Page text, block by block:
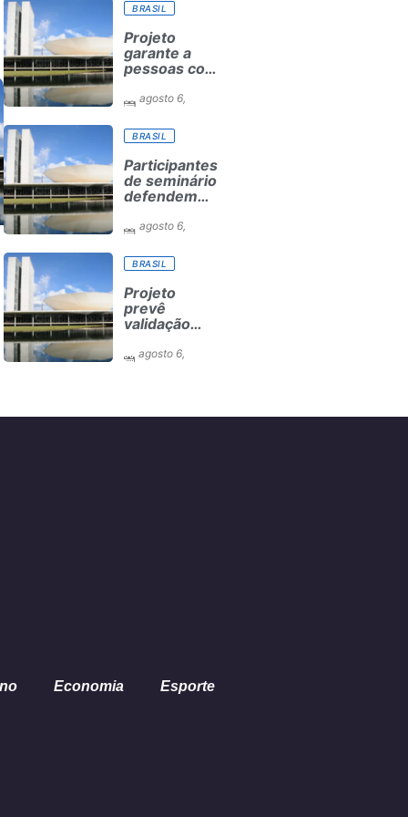
de leis
BRASIL
Projeto
garante a
pessoas com
especiais
especializado
em seleção
para ensino
superior
agosto 6,
BRASIL
Participantes
de seminário
defendem
digital e
comunidades
para
reurbanização
de favelas
agosto 6,
BRASIL
Projeto
prevê
validação
do Cadastro
propriedades
agosto 6,
Economia Esporte